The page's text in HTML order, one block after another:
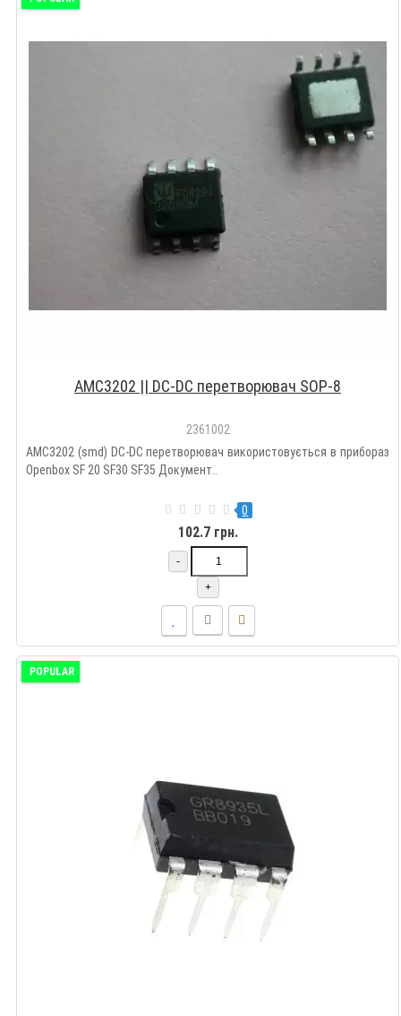
AMC3202 || DC-DC перетворювач SOP-8
2361002
AMC3202 (smd) DC-DC перетворювач використовується в прибораз
Openbox SF 20 SF30 SF35 Документ..
0
102.7 грн.
-
+
POPULAR